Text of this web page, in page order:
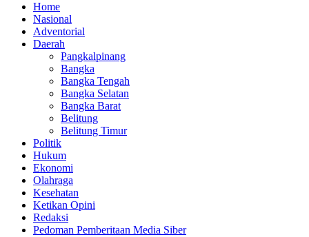
Home
Nasional
Adventorial
Daerah
Pangkalpinang
Bangka
Bangka Tengah
Bangka Selatan
Bangka Barat
Belitung
Belitung Timur
Politik
Hukum
Ekonomi
Olahraga
Kesehatan
Ketikan Opini
Redaksi
Pedoman Pemberitaan Media Siber